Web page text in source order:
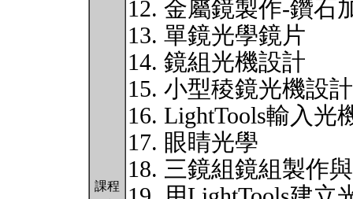
課程
12. 金屬鏡製作-鑽石
13. 單鏡光學鏡片
14. 鏡組光機設計
15. 小型稜鏡光機設計
16. LightTools輸入光
17. 眼睛光學
18. 三鏡組鏡組製作